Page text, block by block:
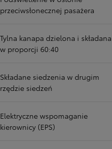
przeciwsłonecznej pasażera
Tylna kanapa dzielona i składana
w proporcji 60:40
Składane siedzenia w drugim
rzędzie siedzeń
Elektryczne wspomaganie
kierownicy (EPS)